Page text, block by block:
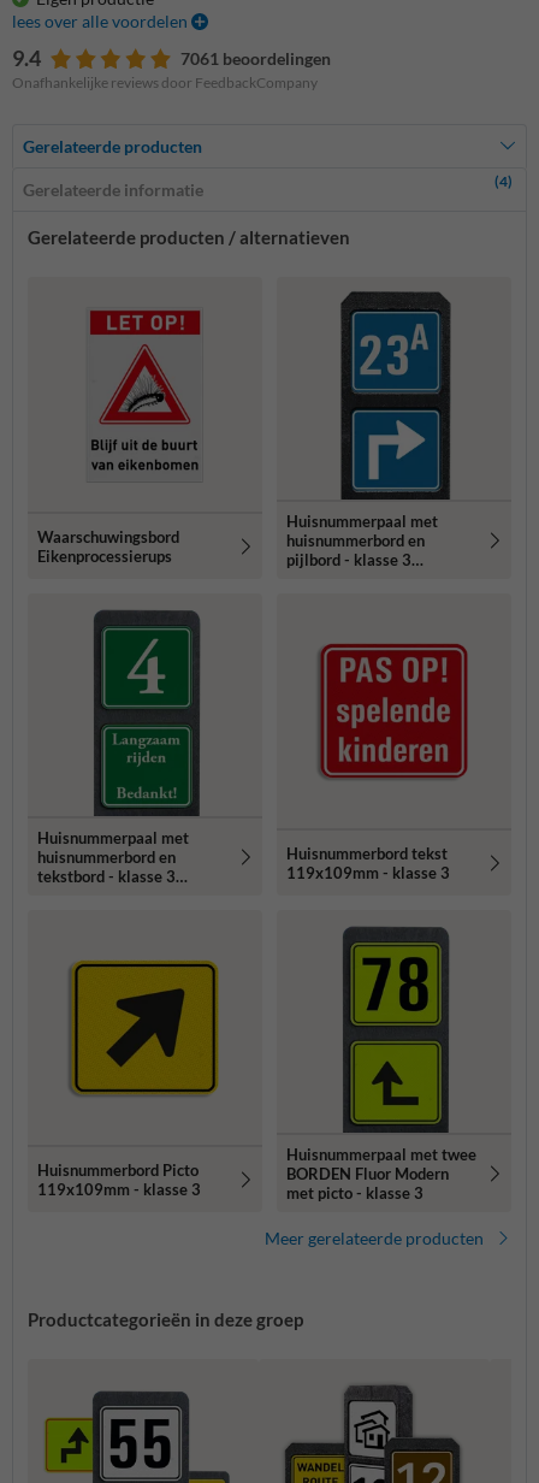
lees over alle voordelen
9.4 7061 beoordelingen
Onafhankelijke reviews door FeedbackCompany
Gerelateerde producten
Gerelateerde informatie (4)
Gerelateerde producten / alternatieven
Waarschuwingsbord
Eikenprocessierups
Huisnummerpaal met
huisnummerbord en
pijlbord - klasse 3
Huisnummerpaal met
huisnummerbord en
tekstbord - klasse 3
Huisnummerbord tekst
119x109mm - klasse 3
Huisnummerbord Picto
119x109mm - klasse 3
Huisnummerpaal met twee
BORDEN Fluor Modern
met picto - klasse 3
Meer gerelateerde producten
Productcategorieën in deze groep